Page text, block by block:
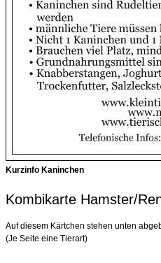
Kurzinfo Kaninchen
Kombikarte Hamster/
Auf diesem Kärtchen stehen unten
(Je Seite eine Tierart)